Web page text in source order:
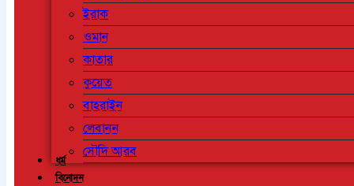
ইরাক
ওমান
কাতার
কুয়েত
বাহরাইন
লেবানন
সৌদি আরব
ধর্ম
বিনোদন